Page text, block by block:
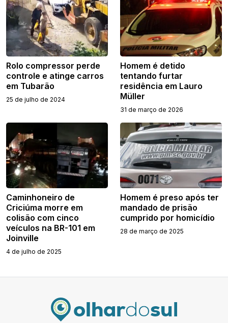
Rolo compressor perde
controle e atinge carros
em Tubarão
25 de julho de 2024
Homem é detido
tentando furtar
residência em Lauro
Müller
31 de março de 2026
Caminhoneiro de
Criciúma morre em
colisão com cinco
veículos na BR-101 em
Joinville
4 de julho de 2025
Homem é preso após ter
mandado de prisão
cumprido por homicídio
28 de março de 2025